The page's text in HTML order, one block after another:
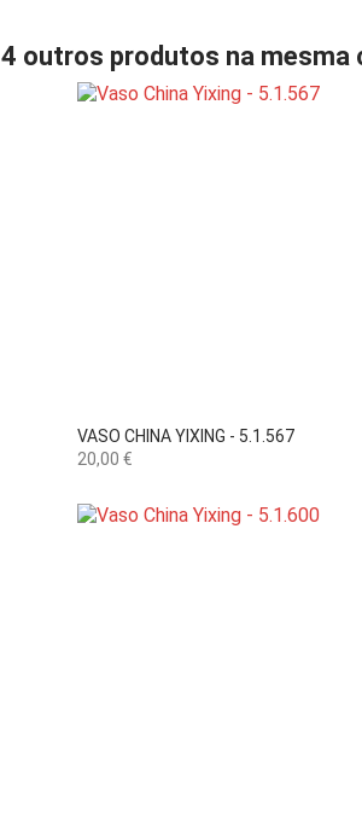
4 outros produtos na mesma
VASO CHINA YIXING - 5.1.567
Preço
20,00 €
 Vista rápida